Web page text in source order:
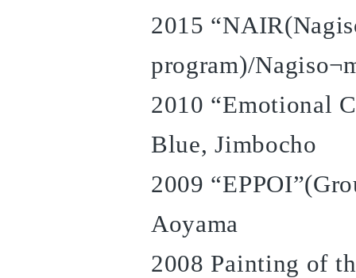
2015
program)/
2010 “Emotional
Blue, Jimbocho
2009
Aoyama
2008 Painting of